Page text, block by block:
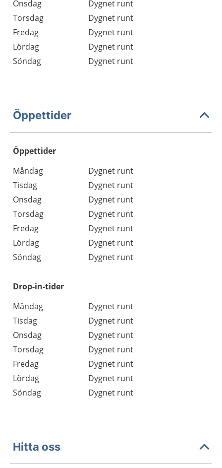
Onsdag
Dygnet runt
Torsdag
Dygnet runt
Fredag
Dygnet runt
Lördag
Dygnet runt
Söndag
Dygnet runt
Öppettider
Öppettider
Dag
Öppettider
Kommentarer
Måndag
Dygnet runt
Tisdag
Dygnet runt
Onsdag
Dygnet runt
Torsdag
Dygnet runt
Fredag
Dygnet runt
Lördag
Dygnet runt
Söndag
Dygnet runt
Drop-in-tider
Måndag
Dygnet runt
Tisdag
Dygnet runt
Onsdag
Dygnet runt
Torsdag
Dygnet runt
Fredag
Dygnet runt
Lördag
Dygnet runt
Söndag
Dygnet runt
Hitta oss